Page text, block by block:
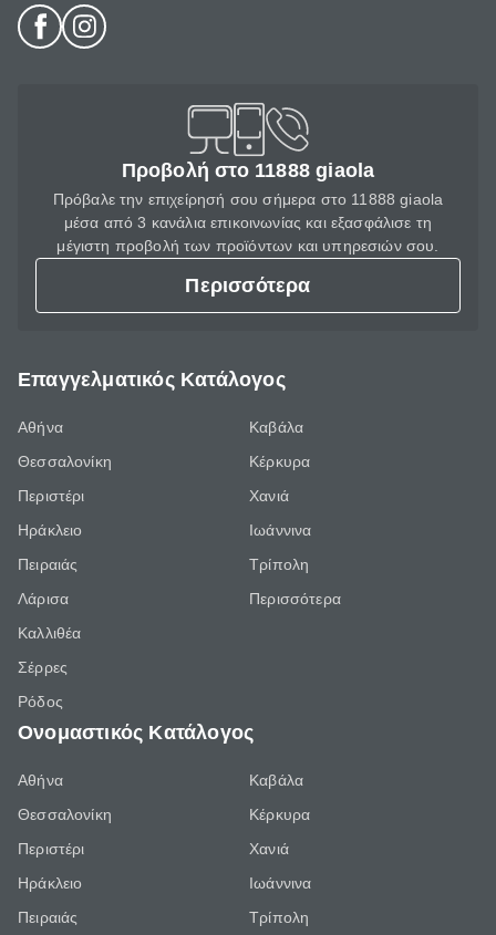
Προβολή στο 11888 giaola
Πρόβαλε την επιχείρησή σου σήμερα στο 11888 giaola
μέσα από 3 κανάλια επικοινωνίας και εξασφάλισε τη
μέγιστη προβολή των προϊόντων και υπηρεσιών σου.
Περισσότερα
Επαγγελματικός Κατάλογος
Αθήνα
Θεσσαλονίκη
Περιστέρι
Ηράκλειο
Πειραιάς
Λάρισα
Καλλιθέα
Σέρρες
Ρόδος
Καβάλα
Κέρκυρα
Χανιά
Ιωάννινα
Τρίπολη
Περισσότερα
Ονομαστικός Κατάλογος
Αθήνα
Θεσσαλονίκη
Περιστέρι
Ηράκλειο
Πειραιάς
Καβάλα
Κέρκυρα
Χανιά
Ιωάννινα
Τρίπολη